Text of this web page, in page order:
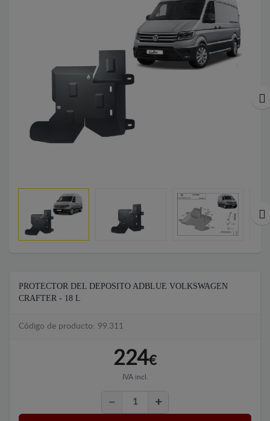
PROTECTOR DEL DEPOSITO ADBLUE VOLKSWAGEN
CRAFTER - 18 L
Código de producto: 99.311
224€
IVA incl.